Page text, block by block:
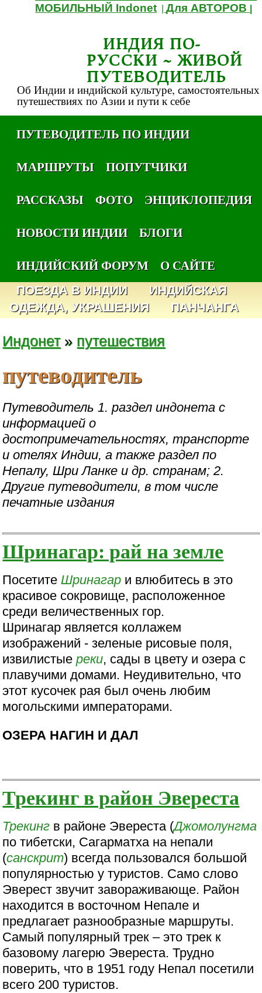
МОБИЛЬНЫЙ Indonet |Для АВТОРОВ
ИНДИЯ ПО-
РУССКИ ~ ЖИВОЙ
ПУТЕВОДИТЕЛЬ
Об Индии и индийской культуре, самостоятельных
путешествиях по Азии и пути к себе
ПУТЕВОДИТЕЛЬ ПО ИНДИИ
МАРШРУТЫ
ПОПУТЧИКИ
РАССКАЗЫ
ФОТО
ЭНЦИКЛОПЕДИЯ
НОВОСТИ ИНДИИ
БЛОГИ
ИНДИЙСКИЙ ФОРУМ
О САЙТЕ
ПОЕЗДА В ИНДИИ
ИНДИЙСКАЯ
ОДЕЖДА, УКРАШЕНИЯ
ПАНЧАНГА
Индонет» путешествия
путеводитель
Путеводитель 1. раздел индонета с
информацией о
достопримечательностях, транспорте
и отелях Индии, а также раздел по
Непалу, Шри Ланке и др. странам; 2.
Другие путеводители, в том числе
печатные издания
Шринагар: рай на земле
ПосетитеШринагар и влюбитесь в это
красивое сокровище, расположенное
среди величественных гор.
Шринагар является коллажем
изображений - зеленые рисовые поля,
извилистыереки, сады в цвету и озера с
плавучими домами. Неудивительно, что
этот кусочек рая был очень любим
могольскими императорами.
ОЗЕРА НАГИН И ДАЛ
Трекинг в район Эвереста
Трекинг в районе Эвереста (Джомолунгма
по тибетски, Сагарматха на непали
(санскрит) всегда пользовался большой
популярностью у туристов. Само слово
Эверест звучит завораживающе. Район
находится в восточном Непале и
предлагает разнообразные маршруты.
Самый популярный трек – это трек к
базовому лагерю Эвереста. Трудно
поверить, что в 1951 году Непал посетили
всего 200 туристов.